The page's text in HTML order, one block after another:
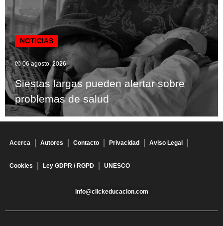
NOTICIAS
06 agosto, 2026
Siestas largas pueden alertar sobre
problemas de salud
Acerca Autores Contacto Privacidad Aviso Legal
Cookies Ley GDPR / RGPD UNESCO
info@clickeducacion.com